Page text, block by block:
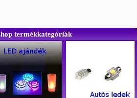
termékkategóriák